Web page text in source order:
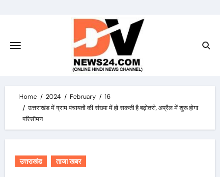
Home 2024 February
16
उत्तराखंड में ग्राम पंचायतों की संख्या में हो सकती है बढ़ोतरी, अप्रैल में शुरू होगा
परिसीमन
उत्तराखंड ताजा खबर